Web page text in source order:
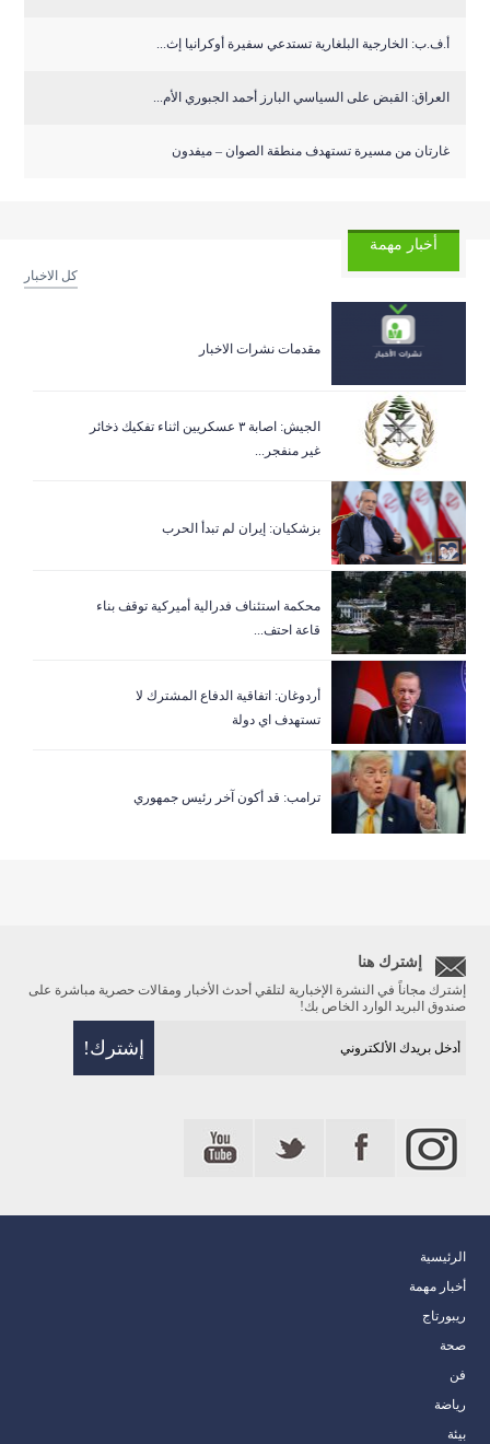
أ.ف.ب: الخارجية البلغارية تستدعي سفيرة أوكرانيا إث...
العراق: القبض على السياسي البارز أحمد الجبوري الأم...
غارتان من مسيرة تستهدف منطقة الصوان – ميفدون
أخبار مهمة
كل الاخبار
مقدمات نشرات الاخبار
الجيش: اصابة ٣ عسكريين اثناء تفكيك ذخائر
غير منفجر...
بزشكيان: إيران لم تبدأ الحرب
‏محكمة استئناف فدرالية أميركية توقف بناء
قاعة احتف...
أردوغان: اتفاقية الدفاع المشترك لا
تستهدف اي دولة
ترامب: قد أكون آخر رئيس جمهوري
إشترك هنا
إشترك مجاناً في النشرة الإخبارية لتلقي أحدث الأخبار ومقالات حصرية مباشرة على
صندوق البريد الوارد الخاص بك!
الرئيسية
أخبار مهمة
ريبورتاج
صحة
فن
رياضة
بيئة